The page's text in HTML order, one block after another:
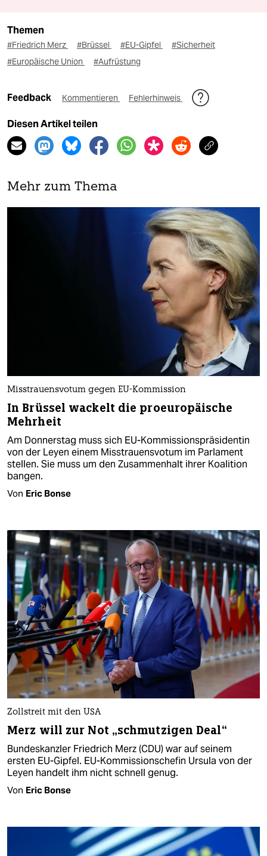
Themen
#Friedrich Merz #Brüssel #EU-Gipfel
#Sicherheit
#Europäische Union
#Aufrüstung
Feedback Kommentieren Fehlerhinweis
Diesen Artikel teilen
Mehr zum Thema
Misstrauensvotum gegen EU-Kommission
In Brüssel wackelt die proeuropäische
Mehrheit
Am Donnerstag muss sich EU-Kommissionspräsidentin
von der Leyen einem Misstrauensvotum im Parlament
stellen. Sie muss um den Zusammenhalt ihrer Koalition
bangen.
Von Eric Bonse
Zollstreit mit den USA
Merz will zur Not „schmutzigen Deal“
Bundeskanzler Friedrich Merz (CDU) war auf seinem
ersten EU-Gipfel. EU-Kommissionschefin Ursula von der
Leyen handelt ihm nicht schnell genug.
Von Eric Bonse